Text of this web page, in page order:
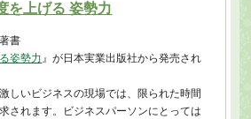
を上げる 姿勢力
書
姿勢力』が日本実業出版社から発売され
しいビジネスの現場では、限られた時間
されます。ビジネスパーソンにとっては